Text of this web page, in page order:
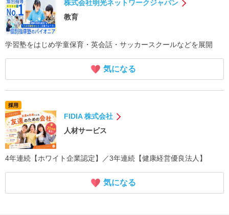
株式会社明光ネットワークジャパン
教育
学習塾をはじめ学童保育・英会話・サッカースクールなどを展開
気になる
採用
FIDIA 株式会社
人材サービス
4年連続【ホワイト企業認定】／3年連続【健康経営優良法人】
気になる